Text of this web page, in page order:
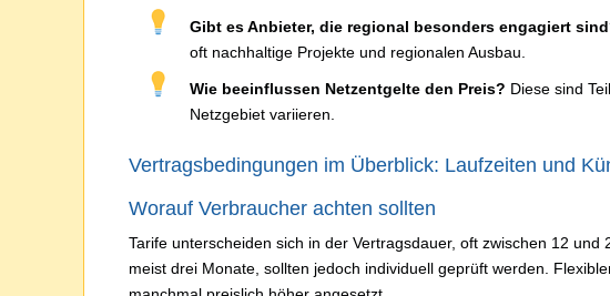
Gibt es Anbieter, die regional besonders engagiert
oft nachhaltige Projekte und regionalen Ausbau.
Wie beeinflussen Netzentgelte den Preis? Diese sind
Netzgebiet variieren.
Vertragsbedingungen im Überblick: Laufzeiten und
Worauf Verbraucher achten sollten
Tarife unterscheiden sich in der Vertragsdauer, oft zwischen 12
meist drei Monate, sollten jedoch individuell geprüft werden.